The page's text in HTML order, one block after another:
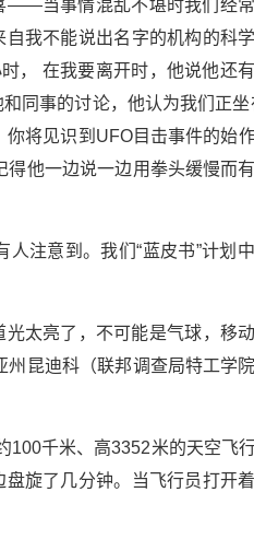
——当事情混乱不堪时我们经
我不能说出名字的机构的科
， 在我要离开时，他说他还
同事的讨论，他认为我们正坐
将见识到UFO目击事件的始作
得他一边说一边用拳头缓慢而
注意到。我们“蓝皮书”计划
太亮了，不可能是气球，移
昆迪科（联邦调查局特工学
100千米、高3352米的天空飞
旋了几分钟。当飞行员打开